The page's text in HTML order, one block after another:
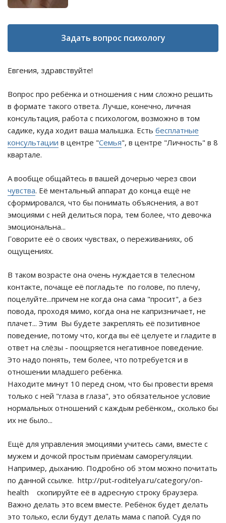
Задать вопрос психологу
Евгения, здравствуйте!
Вопрос про ребёнка и отношения с ним сложно решить
в формате такого ответа. Лучше, конечно, личная
консультация, работа с психологом, возможно в том
садике, куда ходит ваша малышка. Есть бесплатные
консультации в центре "Семья", в центре "Личность" в 8
квартале.
А вообще общайтесь в вашей дочерью через свои
чувства. Её ментальный аппарат до конца ещё не
сформировался, что бы понимать объяснения, а вот
эмоциями с ней делиться пора, тем более, что девочка
эмоциональна...
Говорите её о своих чувствах, о переживаниях, об
ощущениях.
В таком возрасте она очень нуждается в телесном
контакте, почаще её погладьте по голове, по плечу,
поцелуйте...причем не когда она сама "просит", а без
повода, проходя мимо, когда она не капризничает, не
плачет... Этим Вы будете закреплять её позитивное
поведение, потому что, когда вы её целуете и гладите в
ответ на слёзы - поощряется негативное поведение.
Это надо понять, тем более, что потребуется и в
отношении младшего ребёнка.
Находите минут 10 перед сном, что бы провести время
только с ней "глаза в глаза", это обязательное условие
нормальных отношений с каждым ребёнком,, сколько бы
их не было...
Ещё для управления эмоциями учитесь сами, вместе с
мужем и дочкой простым приёмам саморегуляции.
Например, дыханию. Подробно об этом можно почитать
по данной ссылке. http://put-roditelya.ru/category/on-
health скопируйте её в адресную строку браузера.
Важно делать это всем вместе. Ребёнок будет делать
это только, если будут делать мама с папой. Судя по